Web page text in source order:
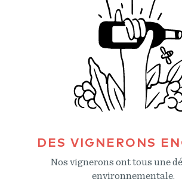
DES VIGNERONS
Nos vignerons ont tous une
environnementale.